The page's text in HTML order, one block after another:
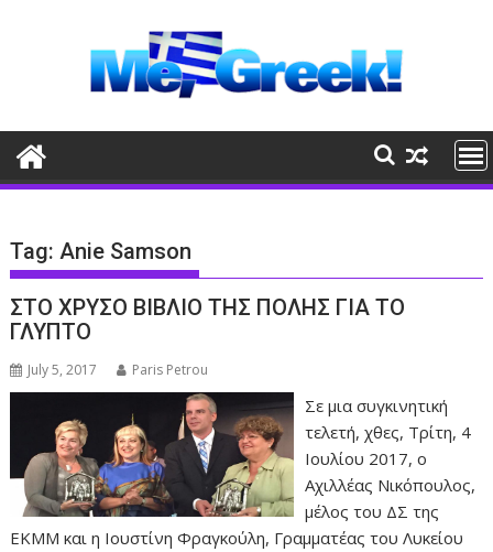
Tag:Anie Samson
ΣΤΟ ΧΡΥΣΟ ΒΙΒΛΙΟ ΤΗΣ ΠΟΛΗΣ ΓΙΑ ΤΟ
ΓΛΥΠΤΟ
July 5, 2017 Paris Petrou
Σε μια συγκινητική
τελετή, χθες, Τρίτη, 4
Ιουλίου 2017, ο
Αχιλλέας Νικόπουλος,
μέλος του ΔΣ της
ΕΚΜΜ και η Ιουστίνη Φραγκούλη, Γραμματέας του Λυκείου